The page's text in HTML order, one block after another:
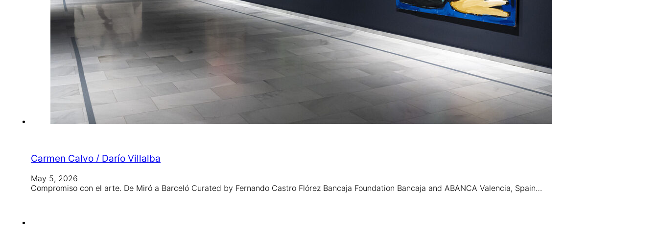
Carmen Calvo / Darío Villalba
May 5, 2026
Compromiso con el arte. De Miró a Barceló Curated by Fernando Castro Flórez Bancaja Foundation Bancaja and ABANCA Valencia, Spain…